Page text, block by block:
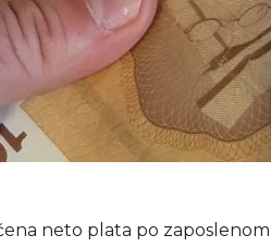
neto plata po